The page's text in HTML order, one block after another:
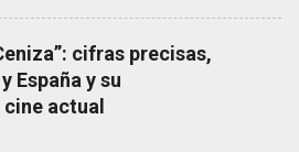
del mensaje nos llegue poco a poco,
instalando en nuestros
para sentirnos dentro de la
fragilidad de los fuertes La
Edina , interpretada
cifras precisas,
España y su
actual